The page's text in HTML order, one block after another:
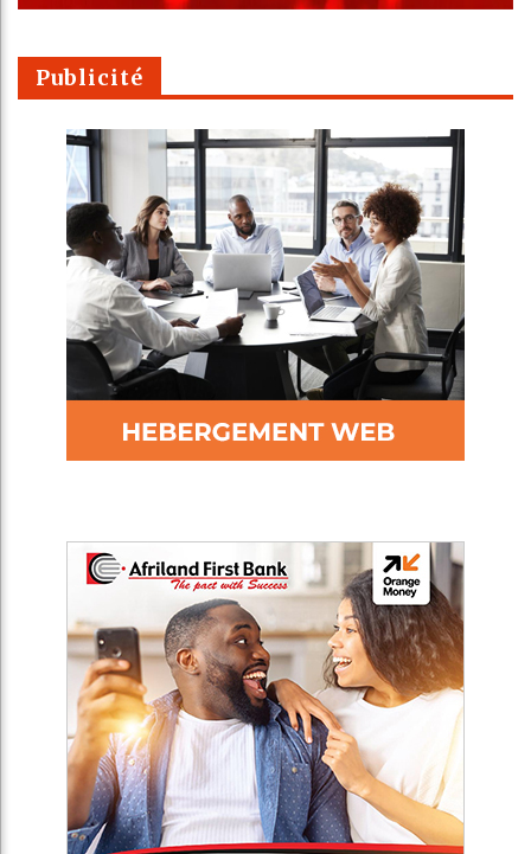
Publicité